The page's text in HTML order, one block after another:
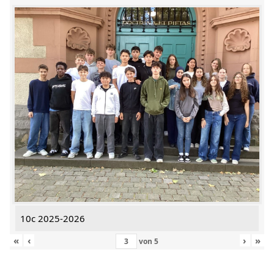
10c 2025-2026
«
‹ von 5 › »